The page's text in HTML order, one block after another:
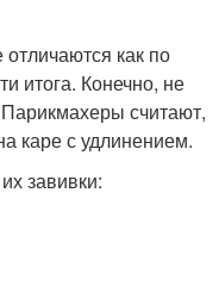
как по
итога. Конечно, не
считают,
каре с удлинением.
завивки: